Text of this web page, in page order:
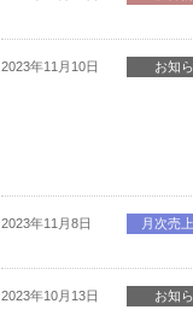
2023年11月10日 お知
2023年11月8日 月次売
2023年10月13日 お知